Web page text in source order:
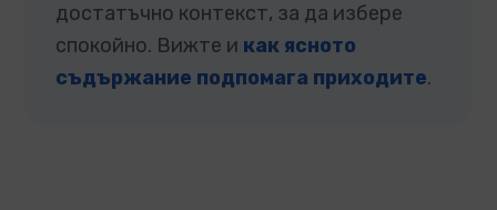
достатъчно контекст, за да избере
спокойно. Вижте и как ясното
съдържание подпомага приходите.